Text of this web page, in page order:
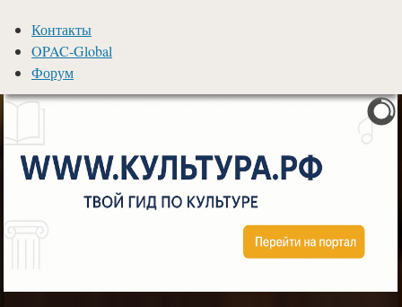
Контакты
OPAC-Global
Форум